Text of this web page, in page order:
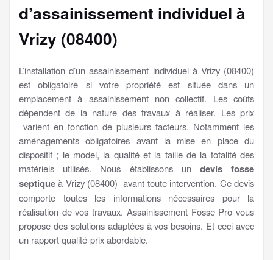
d’assainissement individuel à
Vrizy (08400)
L’installation d’un assainissement individuel à Vrizy (08400)
est obligatoire si votre propriété est située dans un
emplacement à assainissement non collectif. Les coûts
dépendent de la nature des travaux à réaliser. Les prix
varient en fonction de plusieurs facteurs. Notamment les
aménagements obligatoires avant la mise en place du
dispositif ; le model, la qualité et la taille de la totalité des
matériels utilisés. Nous établissons un devis fosse
septiqueà Vrizy (08400) avant toute intervention. Ce devis
comporte toutes les informations nécessaires pour la
réalisation de vos travaux. Assainissement Fosse Pro vous
propose des solutions adaptées à vos besoins. Et ceci avec
un rapport qualité-prix abordable.